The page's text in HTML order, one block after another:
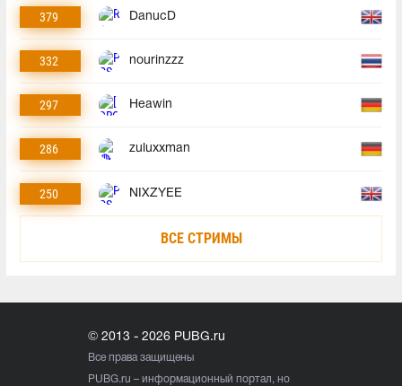
379 DanucD
332 nourinzzz
297 Heawin
286 zuluxxman
250 NIXZYEE
ВСЕ СТРИМЫ
© 2013 - 2026 PUBG.ru
Все права защищены
PUBG.ru – информационный портал, но